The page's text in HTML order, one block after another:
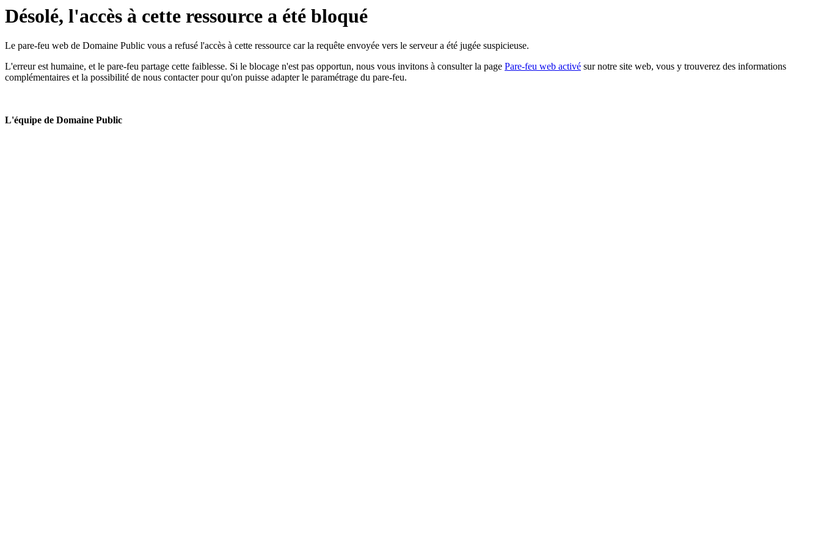
Désolé, l'accès à cette ressource a été bloqué
Le pare-feu web de Domaine Public vous a refusé l'accès à cette ressource car la requête envoyée vers le serveur a été jugée suspicieuse.
L'erreur est humaine, et le pare-feu partage cette faiblesse. Si le blocage n'est pas opportun, nous vous invitons à consulter la page Pare-feu web activé sur notre site web, vous y trouverez des informations
complémentaires et la possibilité de nous contacter pour qu'on puisse adapter le paramétrage du pare-feu.
L'équipe de Domaine Public